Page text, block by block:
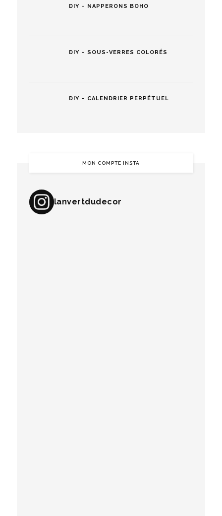
DIY – NAPPERONS BOHO
DIY – SOUS-VERRES COLORÉS
DIY – CALENDRIER PERPÉTUEL
MON COMPTE INSTA
lanvertdudecor